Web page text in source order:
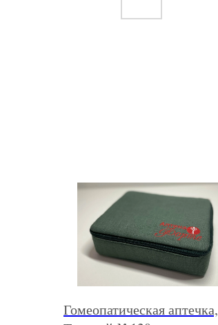
Гомеопатическая аптечка,